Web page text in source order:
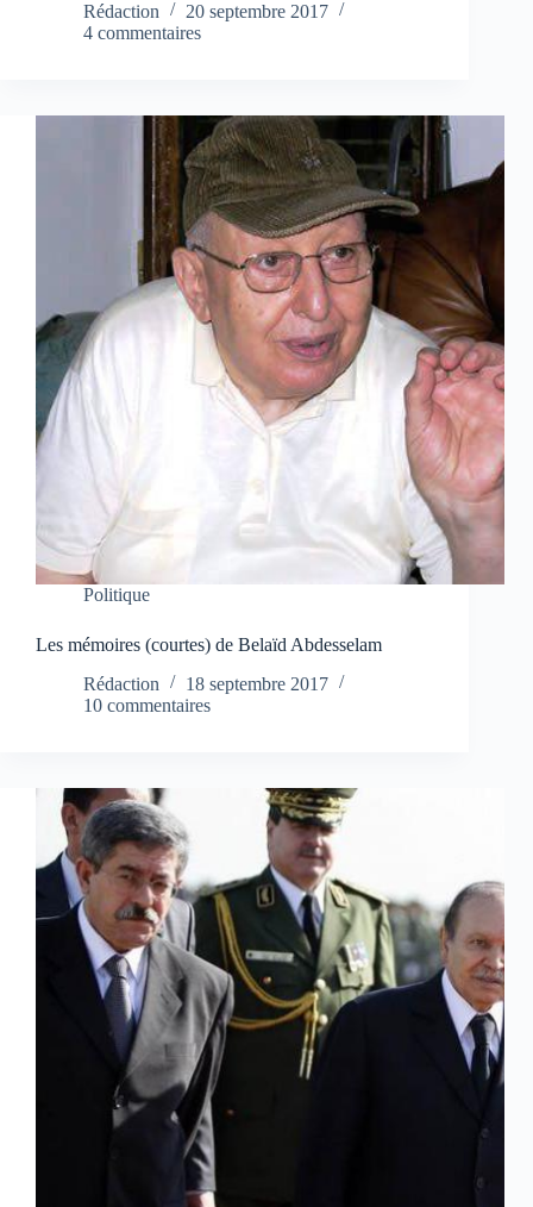
Rédaction
20 septembre 2017
4 commentaires
Politique
Les mémoires (courtes) de Belaïd Abdesselam
Rédaction
18 septembre 2017
10 commentaires